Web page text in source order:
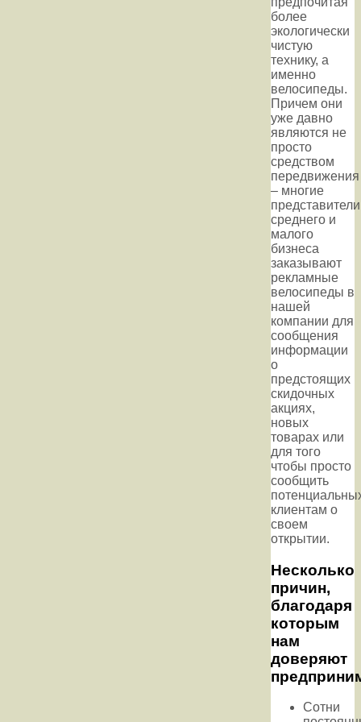
более
экологически
чистую
технику, а
именно
велосипеды.
Причем они
уже давно
являются не
просто
средством
передвижения
– многие
представители
среднего и
малого
бизнеса
заказывают
рекламные
велосипеды в
нашей
компании для
сообщения
информации
о
предстоящих
скидочных
акциях,
новых
товарах или
для того
чтобы просто
сообщить
клиентам о
своем
открытии.
Несколько
причин,
благодаря
которым
нам
доверяют
Сотни